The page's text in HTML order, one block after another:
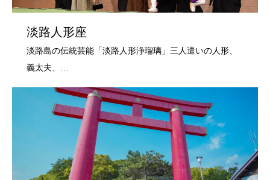
淡路人形座